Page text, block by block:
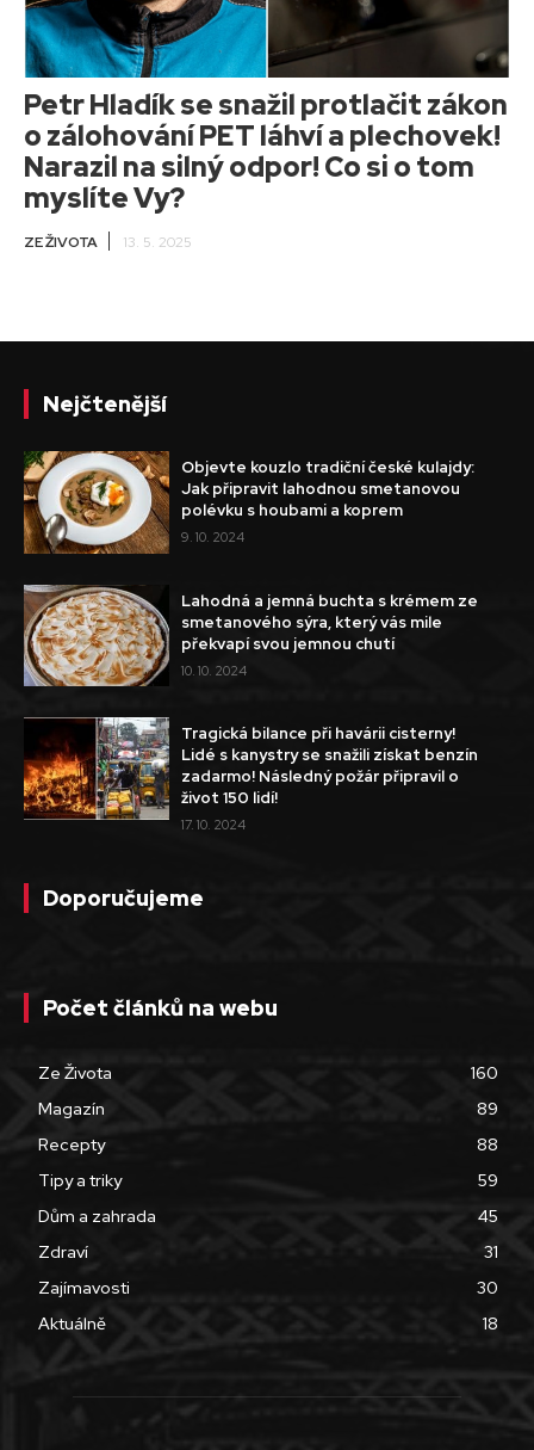
Petr Hladík se snažil protlačit zákon
o zálohování PET láhví a plechovek!
Narazil na silný odpor! Co si o tom
myslíte Vy?
ZE ŽIVOTA 13. 5. 2025
Nejčtenější
Objevte kouzlo tradiční české kulajdy:
Jak připravit lahodnou smetanovou
polévku s houbami a koprem
9. 10. 2024
Lahodná a jemná buchta s krémem ze
smetanového sýra, který vás mile
překvapí svou jemnou chutí
10. 10. 2024
Tragická bilance při havárii cisterny!
Lidé s kanystry se snažili získat benzín
zadarmo! Následný požár připravil o
život 150 lidí!
17. 10. 2024
Doporučujeme
Počet článků na webu
Ze Života
160
Magazín
89
Recepty
88
Tipy a triky
59
Dům a zahrada
45
Zdraví
31
Zajímavosti
30
Aktuálně
18